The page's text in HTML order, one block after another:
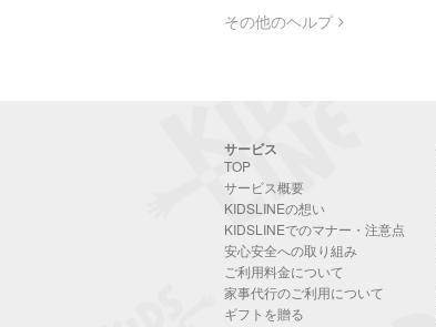
その他のヘルプ
サービス
TOP
サービス概要
KIDSLINEの想い
KIDSLINEでのマナー・注意点
安心安全への取り組み
ご利用料金について
家事代行のご利用について
ギフトを贈る